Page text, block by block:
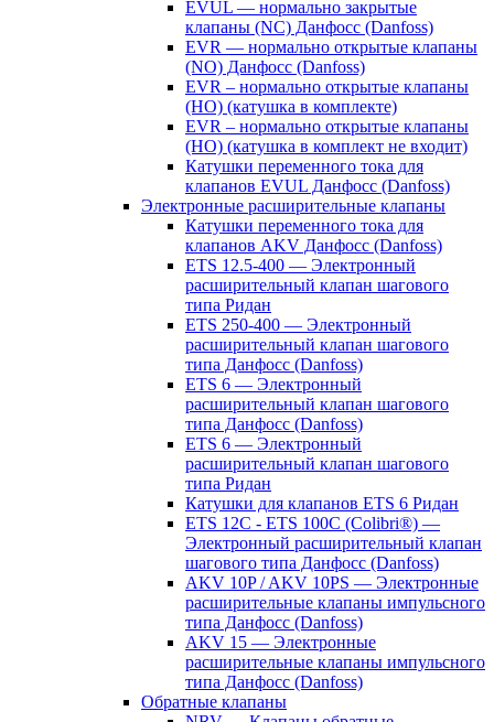
EVUL — нормально закрытые
клапаны (NC) Данфосс (Danfoss)
EVR — нормально открытые клапаны
(NO) Данфосс (Danfoss)
EVR – нормально открытые клапаны
(НО) (катушка в комплекте)
EVR – нормально открытые клапаны
(НО) (катушка в комплект не входит)
Катушки переменного тока для
клапанов EVUL Данфосс (Danfoss)
Электронные расширительные клапаны
Катушки переменного тока для
клапанов AKV Данфосс (Danfoss)
ETS 12.5-400 — Электронный
расширительный клапан шагового
типа Ридан
ETS 250-400 — Электронный
расширительный клапан шагового
типа Данфосс (Danfoss)
ETS 6 — Электронный
расширительный клапан шагового
типа Данфосс (Danfoss)
ETS 6 — Электронный
расширительный клапан шагового
типа Ридан
Катушки для клапанов ETS 6 Ридан
ETS 12C - ETS 100C (Colibri®) —
Электронный расширительный клапан
шагового типа Данфосс (Danfoss)
AKV 10P / AKV 10PS — Электронные
расширительные клапаны импульсного
типа Данфосс (Danfoss)
AKV 15 — Электронные
расширительные клапаны импульсного
типа Данфосс (Danfoss)
Обратные клапаны